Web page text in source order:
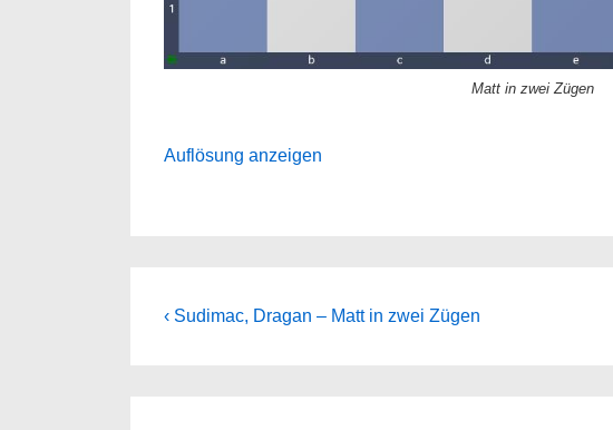
Matt in zwei Zügen
Auflösung anzeigen
Beitragsnavigation
Previous
‹ Sudimac, Dragan – Matt in zwei Zügen